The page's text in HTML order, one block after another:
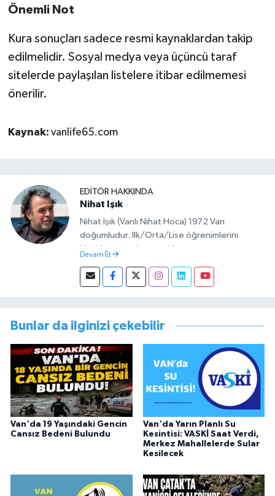
Önemli Not
Kura sonuçları sadece resmi kaynaklardan takip
edilmelidir. Sosyal medya veya üçüncü taraf
sitelerde paylaşılan listelere itibar edilmemesi
önerilir.
Kaynak: vanlife65.com
EDITÖR HAKKINDA
Nihat Işık
Nihat Işık (Vanlı Nihat Hoca) 1972 Van
doğumludur. İlk/Orta/Lise öğrenimlerini
Van’da tamamlamıştır. Hacettepe mezunu
başlamıştır. Asteğmen olarak yaptığı vatani
görevi dönüşü Van Sosyal Hizmetler İl
görevini yürütürken istifa edip sosyal medyayı
tercih etmiştir.
Devam Et
Bunlar da ilginizi çekebilir
Van'da 19 Yaşındaki Gencin
Cansız Bedeni Bulundu
Van'da Yarın Planlı Su
Kesintisi: VASKİ Saat Verdi,
Merkez Mahallelerde Sular
Kesilecek